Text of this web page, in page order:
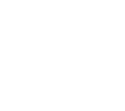
anzeigen